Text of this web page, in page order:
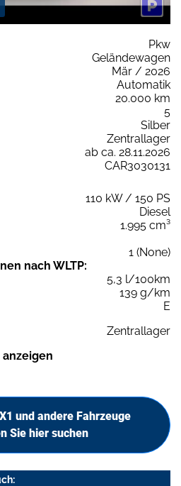
Pkw
Geländewagen
Mär / 2026
Automatik
20.000 km
5
Silber
Zentrallager
ab ca. 28.11.2026
CAR3030131
110 kW / 150 PS
Diesel
1.995 cm³
1 (None)
nach WLTP:
5,3 l/100km
139 g/km
E
Zentrallager
anzeigen
und andere Fahrzeuge
Sie hier suchen